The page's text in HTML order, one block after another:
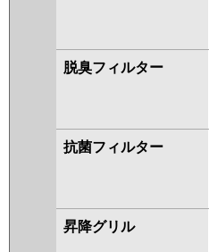
脱臭フィルター
抗菌フィルター
昇降グリル